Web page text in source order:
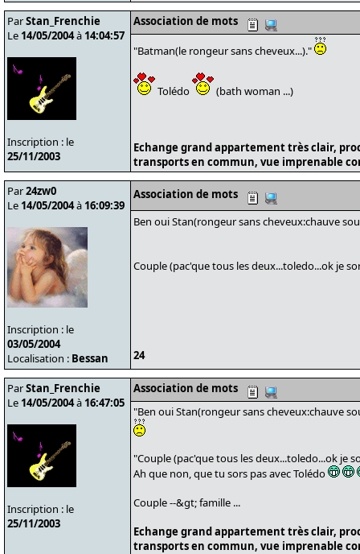
ParStan_Frenchie
Le 14/05/2004à 14:04:57
Inscription : le
25/11/2003
Association de mots
"Batman(le rongeur sans cheveux...)."
Tolédo (bath woman ...)
Echange grand appartement très clair,
transports en commun, vue imprenable
Par24zw0
Le 14/05/2004à 16:09:39
Inscription : le
03/05/2004
Localisation : Bessan
Association de mots
Ben oui Stan(rongeur sans cheveux:chauve
Couple (pac'que tous les deux...toledo...ok je
24
ParStan_Frenchie
Le 14/05/2004à 16:47:05
Inscription : le
25/11/2003
Association de mots
"Ben oui Stan(rongeur sans cheveux:chauve
"Couple (pac'que tous les deux...toledo...ok je
Ah que non, que tu sors pas avec Tolédo
Couple --&gt; famille ...
Echange grand appartement très clair,
transports en commun, vue imprenable